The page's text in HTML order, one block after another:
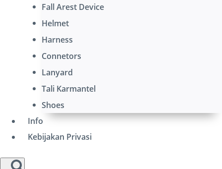
Fall Arest Device
Helmet
Harness
Connetors
Lanyard
Tali Karmantel
Shoes
Info
Kebijakan Privasi